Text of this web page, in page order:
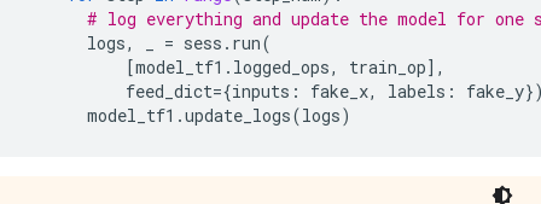
# log everything and update the model for one
logs, = sess . run(
[model_tf1 . logged_ops, train_op],
feed_dict={inputs : fake_x, labels : fake_y
model_tf1 .update_logs(logs)